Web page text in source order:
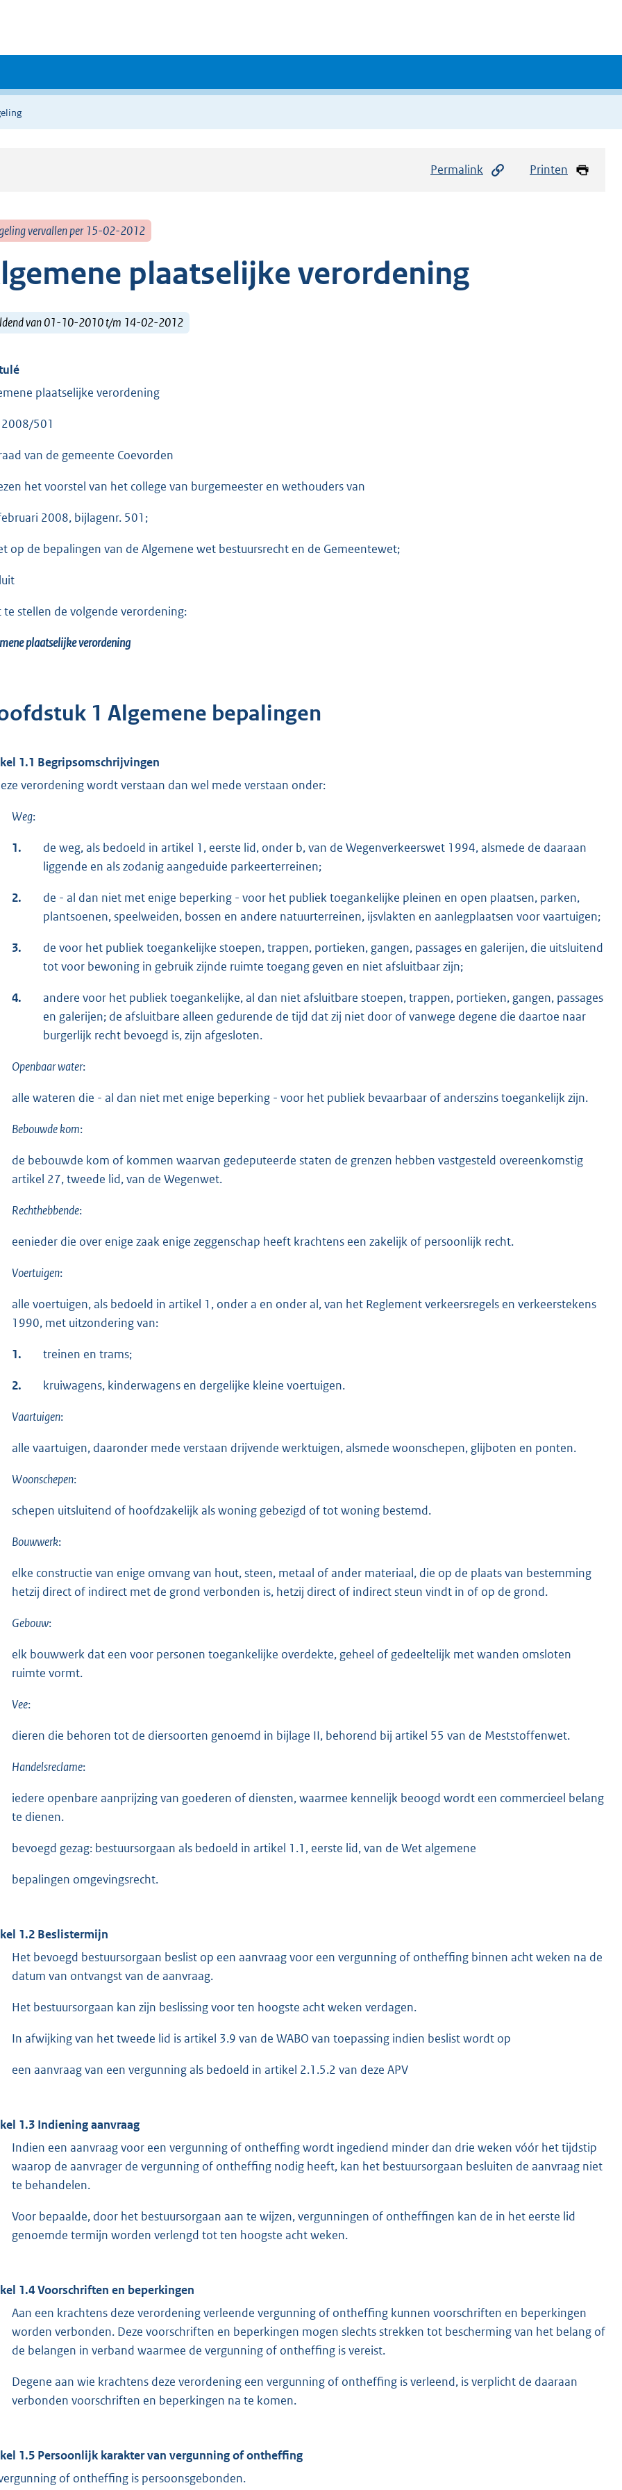
Permalink Printen
vervallen per 15-02-2012
plaatselijke verordening
van 01-10-2010 t/m 14-02-2012
plaatselijke verordening
501
van de gemeente Coevorden
het voorstel van het college van burgemeester en wethouders van
2008, bijlagenr. 501;
op de bepalingen van de Algemene wet bestuursrecht en de Gemeentewet;
te stellen de volgende verordening:
plaatselijke verordening
1 Algemene bepalingen
1.1 Begripsomschrijvingen
verordening wordt verstaan dan wel mede verstaan onder:
Weg:
1.
de weg, als bedoeld in artikel 1, eerste lid, onder b, van de Wegenverkeerswet 1994, alsmede de daaraan
liggende en als zodanig aangeduide parkeerterreinen;
2.
de - al dan niet met enige beperking - voor het publiek toegankelijke pleinen en open plaatsen, parken,
plantsoenen, speelweiden, bossen en andere natuurterreinen, ijsvlakten en aanlegplaatsen voor vaartuigen;
3.
de voor het publiek toegankelijke stoepen, trappen, portieken, gangen, passages en galerijen, die uitsluitend
tot voor bewoning in gebruik zijnde ruimte toegang geven en niet afsluitbaar zijn;
4.
andere voor het publiek toegankelijke, al dan niet afsluitbare stoepen, trappen, portieken, gangen, passages
en galerijen; de afsluitbare alleen gedurende de tijd dat zij niet door of vanwege degene die daartoe naar
burgerlijk recht bevoegd is, zijn afgesloten.
Openbaar water:
alle wateren die - al dan niet met enige beperking - voor het publiek bevaarbaar of anderszins toegankelijk zijn.
Bebouwde kom:
de bebouwde kom of kommen waarvan gedeputeerde staten de grenzen hebben vastgesteld overeenkomstig
artikel 27, tweede lid, van de Wegenwet.
Rechthebbende:
eenieder die over enige zaak enige zeggenschap heeft krachtens een zakelijk of persoonlijk recht.
Voertuigen:
alle voertuigen, als bedoeld in artikel 1, onder a en onder al, van het Reglement verkeersregels en verkeerstekens
1990, met uitzondering van:
1. treinen en trams;
2. kruiwagens, kinderwagens en dergelijke kleine voertuigen.
Vaartuigen:
alle vaartuigen, daaronder mede verstaan drijvende werktuigen, alsmede woonschepen, glijboten en ponten.
Woonschepen:
schepen uitsluitend of hoofdzakelijk als woning gebezigd of tot woning bestemd.
Bouwwerk:
elke constructie van enige omvang van hout, steen, metaal of ander materiaal, die op de plaats van bestemming
hetzij direct of indirect met de grond verbonden is, hetzij direct of indirect steun vindt in of op de grond.
Gebouw:
elk bouwwerk dat een voor personen toegankelijke overdekte, geheel of gedeeltelijk met wanden omsloten
ruimte vormt.
Vee:
dieren die behoren tot de diersoorten genoemd in bijlage II, behorend bij artikel 55 van de Meststoffenwet.
Handelsreclame:
iedere openbare aanprijzing van goederen of diensten, waarmee kennelijk beoogd wordt een commercieel belang
te dienen.
bevoegd gezag: bestuursorgaan als bedoeld in artikel 1.1, eerste lid, van de Wet algemene
bepalingen omgevingsrecht.
1.2 Beslistermijn
Het bevoegd bestuursorgaan beslist op een aanvraag voor een vergunning of ontheffing binnen acht weken na de
datum van ontvangst van de aanvraag.
Het bestuursorgaan kan zijn beslissing voor ten hoogste acht weken verdagen.
In afwijking van het tweede lid is artikel 3.9 van de WABO van toepassing indien beslist wordt op
een aanvraag van een vergunning als bedoeld in artikel 2.1.5.2 van deze APV
1.3 Indiening aanvraag
Indien een aanvraag voor een vergunning of ontheffing wordt ingediend minder dan drie weken vóór het tijdstip
waarop de aanvrager de vergunning of ontheffing nodig heeft, kan het bestuursorgaan besluiten de aanvraag niet
te behandelen.
Voor bepaalde, door het bestuursorgaan aan te wijzen, vergunningen of ontheffingen kan de in het eerste lid
genoemde termijn worden verlengd tot ten hoogste acht weken.
1.4 Voorschriften en beperkingen
Aan een krachtens deze verordening verleende vergunning of ontheffing kunnen voorschriften en beperkingen
worden verbonden. Deze voorschriften en beperkingen mogen slechts strekken tot bescherming van het belang of
de belangen in verband waarmee de vergunning of ontheffing is vereist.
Degene aan wie krachtens deze verordening een vergunning of ontheffing is verleend, is verplicht de daaraan
verbonden voorschriften en beperkingen na te komen.
1.5 Persoonlijk karakter van vergunning of ontheffing
of ontheffing is persoonsgebonden.